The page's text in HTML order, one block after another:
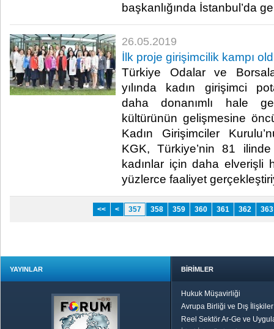
başkanlığında İstanbul’da
26.05.2019
İlk proje girişimcilik kampı
Türkiye Odalar ve
yılında kadın girişimci
daha donanımlı hale
kültürünün gelişmesine
Kadın Girişimciler
KGK, Türkiye’nin 81
kadınlar için daha elverişli
yüzlerce faaliyet
<< < 357 358 359 360 361 362 363
YAYINLAR BİRİMLER
Hukuk Müşavirliği
Avrupa Birliği ve Dış
Reel Sektör Ar-Ge ve